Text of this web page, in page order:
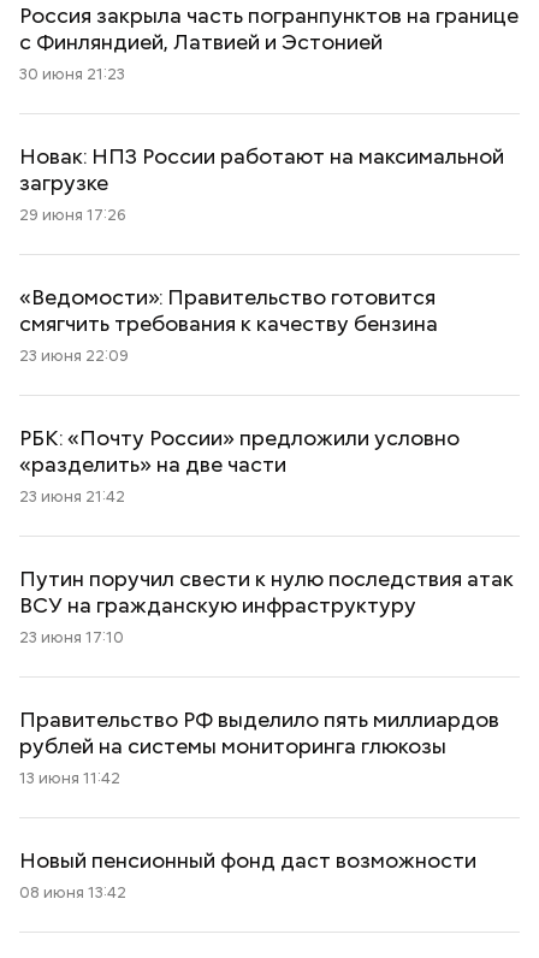
Россия закрыла часть погранпунктов на границе
с Финляндией, Латвией и Эстонией
30 июня 21:23
Новак: НПЗ России работают на максимальной
загрузке
29 июня 17:26
«Ведомости»: Правительство готовится
смягчить требования к качеству бензина
23 июня 22:09
РБК: «Почту России» предложили условно
«разделить» на две части
23 июня 21:42
Путин поручил свести к нулю последствия атак
ВСУ на гражданскую инфраструктуру
23 июня 17:10
Правительство РФ выделило пять миллиардов
рублей на системы мониторинга глюкозы
13 июня 11:42
Новый пенсионный фонд даст возможности
08 июня 13:42